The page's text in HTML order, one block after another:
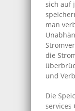
sich auf
man
die
und
Die
services